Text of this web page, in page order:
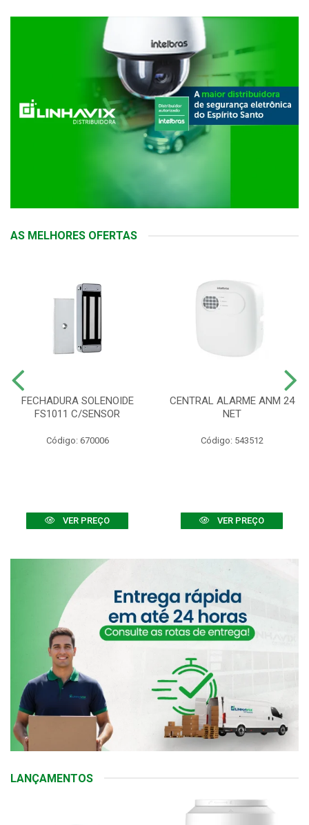
AS MELHORES OFERTAS
FECHADURA SOLENOIDE
FS1011 C/SENSOR
Código: 670006
VER PREÇO
CENTRAL ALARME ANM 24
NET
Código: 543512
VER PREÇO
LANÇAMENTOS